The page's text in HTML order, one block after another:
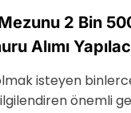
2 Bin
Alımı
isteyen
önemli